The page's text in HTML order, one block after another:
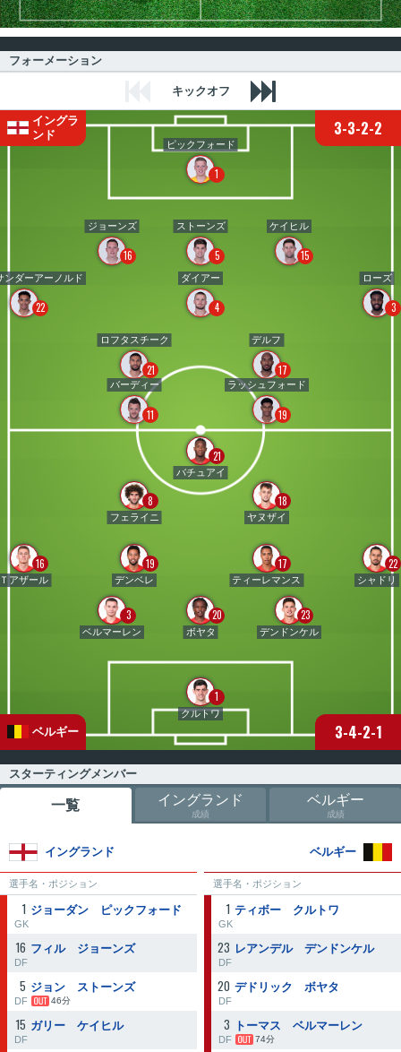
フォーメーション
キックオフ
イングラ
ンド
3-3-2-2
ベルギー 3-4-2-1
1
ピックフォード
16
ジョーンズ
5
ストーンズ
15
ケイヒル
22
ンダーアーノルド
4
ダイアー
3
ローズ
21
ロフタスチーク
17
デルフ
11
バーディー
19
ラッシュフォード
1
クルトワ
23
デンドンケル
20
ボヤタ
3
ベルマーレン
22
シャドリ
19
デンベレ
8
フェライニ
16
Ｔアザール
18
ヤヌザイ
17
ティーレマンス
21
バチュアイ
スターティングメンバー
一覧 イングランド
成績
ベルギー
成績
イングランド ベルギー
選手名・ポジション
1 ジョーダン ピックフォード
GK
16 フィル ジョーンズ
DF
5 ジョン ストーンズ
DF 46分
15 ガリー ケイヒル
DF
選手名・ポジション
1 ティボー クルトワ
GK
23 レアンデル デンドンケル
DF
20 デドリック ボヤタ
DF
3 トーマス ベルマーレン
DF 74分